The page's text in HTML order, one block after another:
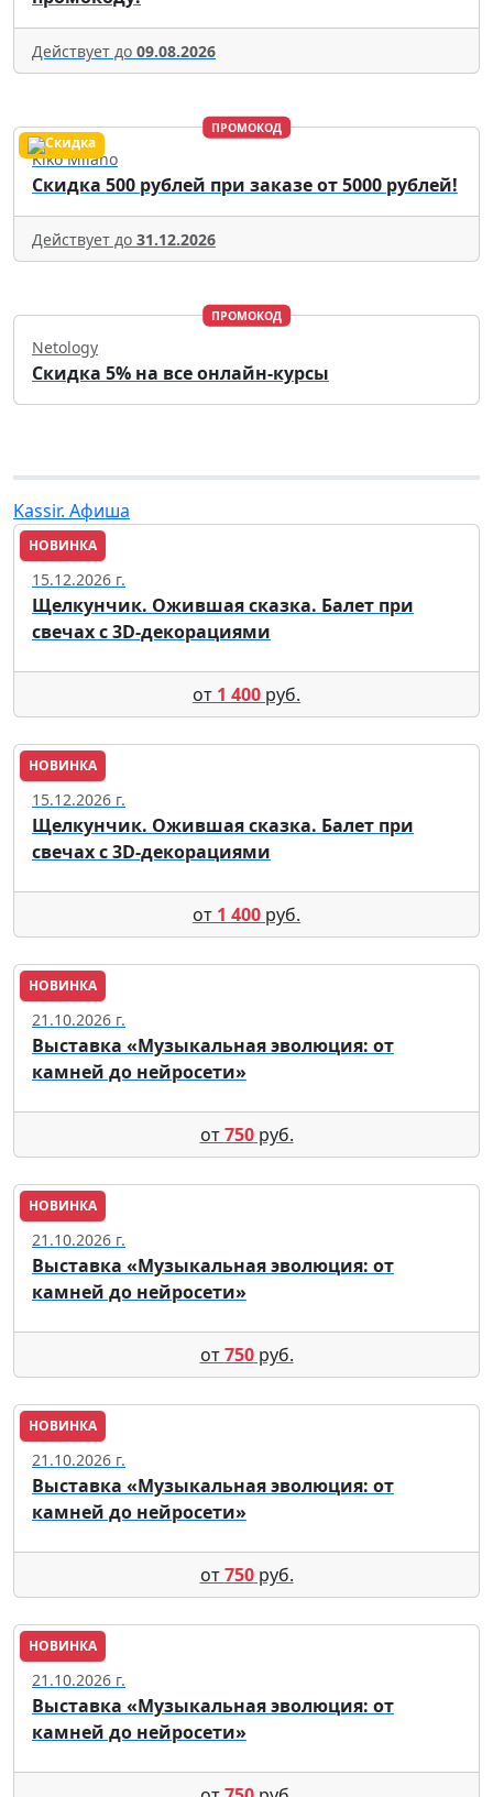
Действует до 09.08.2026
ПРОМОКОД
Kiko Milano
Скидка 500 рублей при заказе от 5000 рублей!
Действует до 31.12.2026
ПРОМОКОД
Netology
Скидка 5% на все онлайн-курсы
Kassir. Афиша
НОВИНКА
Пенза
15.12.2026 г.
Щелкунчик. Ожившая сказка. Балет при
свечах с 3D-декорациями
от 1 400 руб.
НОВИНКА
Пенза
15.12.2026 г.
Щелкунчик. Ожившая сказка. Балет при
свечах с 3D-декорациями
от 1 400 руб.
НОВИНКА
Москва
21.10.2026 г.
Выставка «Музыкальная эволюция: от
камней до нейросети»
от750руб.
НОВИНКА
Москва
21.10.2026 г.
Выставка «Музыкальная эволюция: от
камней до нейросети»
от750руб.
НОВИНКА
Москва
21.10.2026 г.
Выставка «Музыкальная эволюция: от
камней до нейросети»
от750руб.
НОВИНКА
Москва
21.10.2026 г.
Выставка «Музыкальная эволюция: от
камней до нейросети»